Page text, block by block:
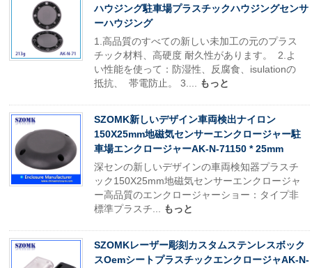
ハウジング駐車場プラスチックハウジングセンサ
ーハウジング
1.高品質のすべての新しい未加工の元のプラス
チック材料、高硬度 耐久性があります。 2.よ
い性能を使って：防湿性、反腐食、isulationの
抵抗、 帯電防止。 3....
もっと
SZOMK新しいデザイン車両検出ナイロン
150X25mm地磁気センサーエンクロージャー駐
車場エンクロージャーAK-N-71150 * 25mm
深センの新しいデザインの車両検知器プラスチ
ック150X25mm地磁気センサーエンクロージャ
ー高品質のエンクロージャーショー：タイプ非
標準プラスチ...
もっと
SZOMKレーザー彫刻カスタムステンレスボック
スOemシートプラスチックエンクロージャAK-N-